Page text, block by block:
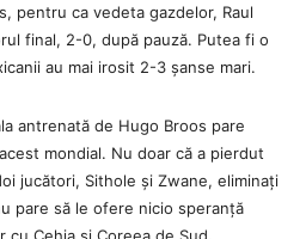
pentru ca vedeta gazdelor, Raul
final, 2-0, după pauză. Putea fi o
au mai irosit 2-3 șanse mari.
antrenată de Hugo Broos pare
mondial. Nu doar că a pierdut
jucători, Sithole și Zwane, eliminați
pare să le ofere nicio speranță
Cehia și Coreea de Sud.